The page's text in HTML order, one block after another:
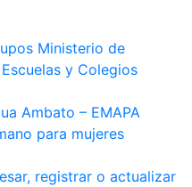
Ministerio de
y Colegios
Ambato – EMAPA
para mujeres
registrar o actualizar